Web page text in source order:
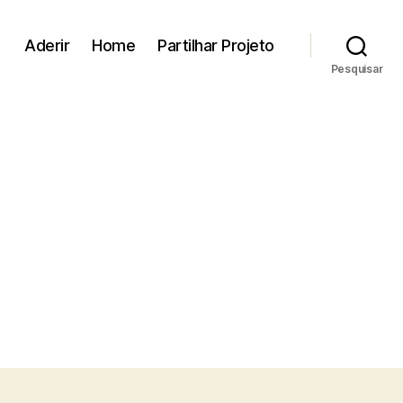
Aderir Home Partilhar Projeto
Pesquisar